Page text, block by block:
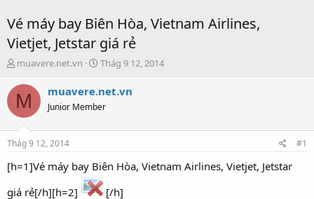
Vé máy bay Biên Hòa, Vietnam Airlines,
Vietjet, Jetstar giá rẻ
T
r
e
a
s
t
a
t
muavere.net.vn
S
a
t
e
Thág 9 12, 2014
M muavere.net.vn
Junior Member
Thág 9 12, 2014 #1
[h=1]Vé máy bay Biên Hòa, Vietnam Airlines, Vietjet, Jetstar
giá rẻ[/h][h=2]
[/h]